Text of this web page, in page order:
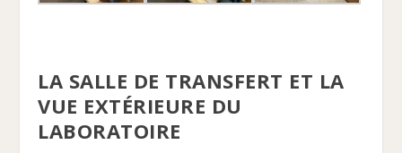
LA SALLE DE TRANSFERT ET LA
VUE EXTÉRIEURE DU
LABORATOIRE